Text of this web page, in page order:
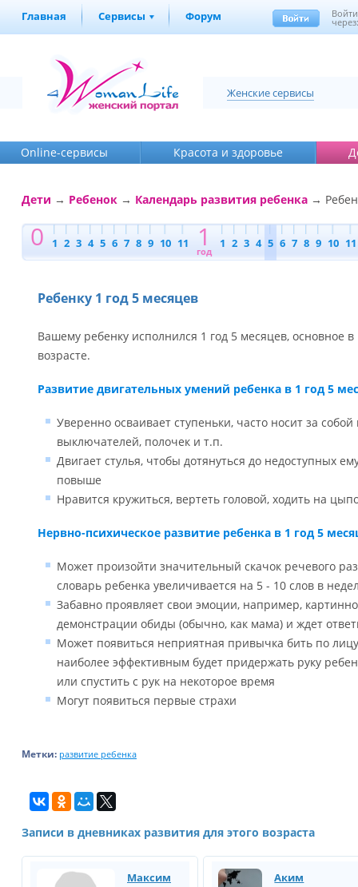
Главная Сервисы Форум Войти
Женские сервисы
Online-cервисы Красота и здоровье
Дети → Ребенок → Календарь развития ребенка →
0 1 2 3 4 5 6 7 8 9 10 11 1
год
1 2 3 4 5 6 7 8 9 10 11
Ребенку 1 год 5 месяцев
Вашему ребенку исполнился 1 год 5 месяцев, основное
возрасте.
Развитие двигательных умений ребенка в 1 год 5
Уверенно осваивает ступеньки, часто носит за собой
выключателей, полочек и т.п.
Двигает стулья, чтобы дотянуться до недоступных
повыше
Нравится кружиться, вертеть головой, ходить на
Нервно-психическое развитие ребенка в 1 год 5
Может произойти значительный скачок речевого
словарь ребенка увеличивается на 5 - 10 слов в
Забавно проявляет свои эмоции, например,
демонстрации обиды (обычно, как мама) и ждет
Может появиться неприятная привычка бить по
наиболее эффективным будет придержать руку
или спустить с рук на некоторое время
Могут появиться первые страхи
Метки: развитие ребенка
Записи в дневниках развития для этого возраста
Максим
Аким